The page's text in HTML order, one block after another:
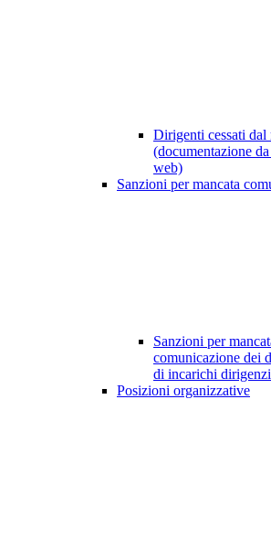
Dirigenti cessati
(documentazione
web)
Sanzioni per mancata
Sanzioni per
comunicazione dei
di incarichi
Posizioni organizzative